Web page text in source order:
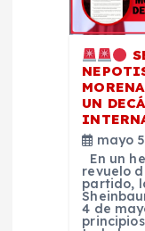
UN
mayo
En un
revuelo
partido,
4 de